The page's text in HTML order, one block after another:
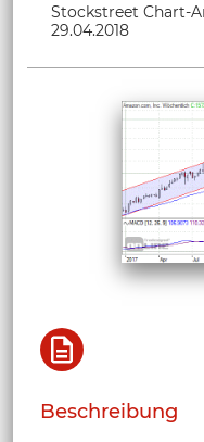
Stockstreet Chart-
29.04.2018
Beschreibung